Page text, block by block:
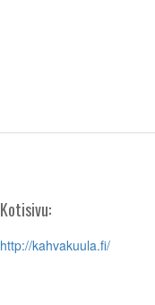
Kotisivu:
http://kahvakuula.fi/